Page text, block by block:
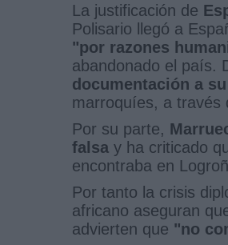
La justificación de
Polisario llegó a
"por razones
abandonado el país.
documentación a
marroquíes, a través
Por su parte,
falsa y ha criticado
encontraba en
Por tanto la crisis
africano aseguran
advierten que "no